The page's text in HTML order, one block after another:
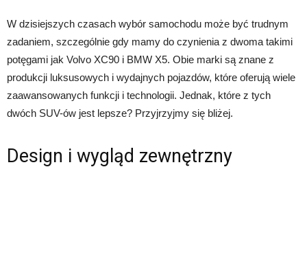
W dzisiejszych czasach wybór samochodu może być trudnym
zadaniem, szczególnie gdy mamy do czynienia z dwoma takimi
potęgami jak Volvo XC90 i BMW X5. Obie marki są znane z
produkcji luksusowych i wydajnych pojazdów, które oferują wiele
zaawansowanych funkcji i technologii. Jednak, które z tych
dwóch SUV-ów jest lepsze? Przyjrzyjmy się bliżej.
Design i wygląd zewnętrzny